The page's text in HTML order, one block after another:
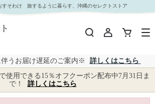
公式通販
すそわけ 旅するように暮らす、沖縄のセレクトストア
うお届け遅延のご案内※
詳しくはこちら
使用できる15％オフクーポン配布中7月31日ま
で！
詳しくはこちら